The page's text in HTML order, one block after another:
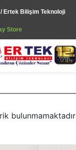
Ertek Bilişim Teknoloji
Store
bulunmamaktadır